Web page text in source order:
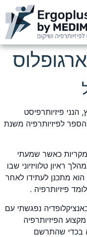
1955 יליד הארץ, הנני פיזיותרפיסט
לפיזיותרפיה משנת
כאשר שמעתי
ראיון טלוויזיוני שבו
מתכנן לעתידו לאחר
פיזיותרפיה .
נפגשתי עם
הפיזיותרפיה
בכדי שהתרשם